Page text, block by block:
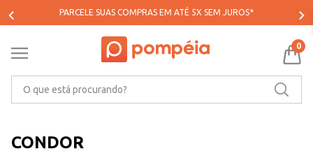
PARCELE SUAS COMPRAS EM ATÉ 5X SEM JUROS*
0
CONDOR